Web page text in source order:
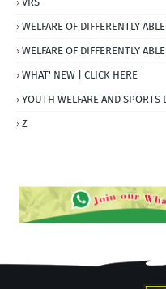
WELFARE OF DIFFERENTLY
WELFARE OF DIFFERENTLY
WHAT' NEW | CLICK HERE
YOUTH WELFARE AND SPORTS
Z